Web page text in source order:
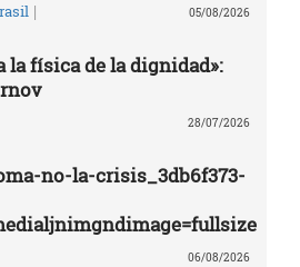
| 05/08/2026
la física de la dignidad»:
28/07/2026
no-la-crisis_3db6f373-
06/08/2026